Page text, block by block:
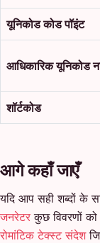
यूनिकोड कोड पॉइंट
आधिकारिक यूनिकोड
शॉर्टकोड
आगे कहाँ जाएँ
यदि आप सही शब्दों के
जनरेटर कुछ विवरणों
रोमांटिक टेक्स्ट संदेश